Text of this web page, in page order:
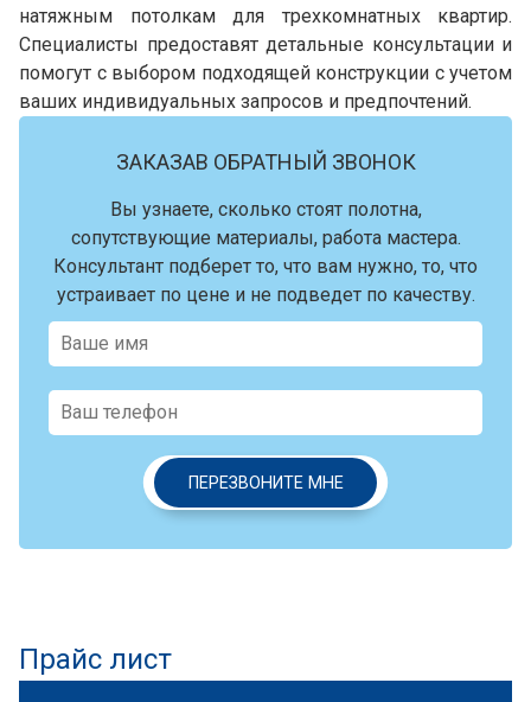
натяжным потолкам для трехкомнатных квартир.
Специалисты предоставят детальные консультации и
помогут с выбором подходящей конструкции с учетом
ваших индивидуальных запросов и предпочтений.
ЗАКАЗАВ ОБРАТНЫЙ ЗВОНОК
Вы узнаете, сколько стоят полотна,
сопутствующие материалы, работа мастера.
Консультант подберет то, что вам нужно, то, что
устраивает по цене и не подведет по качеству.
ПЕРЕЗВОНИТЕ МНЕ
Прайс лист